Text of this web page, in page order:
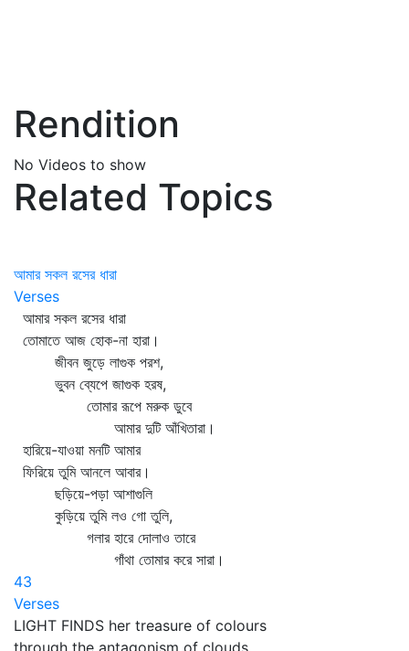
Rendition
No Videos to show
Related Topics
আমার সকল রসের ধারা
Verses
আমার সকল রসের ধারা
তোমাতে আজ হোক-না হারা।
জীবন জুড়ে লাগুক পরশ,
ভুবন ব্যেপে জাগুক হরষ,
তোমার রূপে মরুক ডুবে
আমার দুটি আঁখিতারা।
হারিয়ে-যাওয়া মনটি আমার
ফিরিয়ে তুমি আনলে আবার।
ছড়িয়ে-পড়া আশাগুলি
কুড়িয়ে তুমি লও গো তুলি,
গলার হারে দোলাও তারে
গাঁথা তোমার করে সারা।
43
Verses
LIGHT FINDS her treasure of colours
through the antagonism of clouds.